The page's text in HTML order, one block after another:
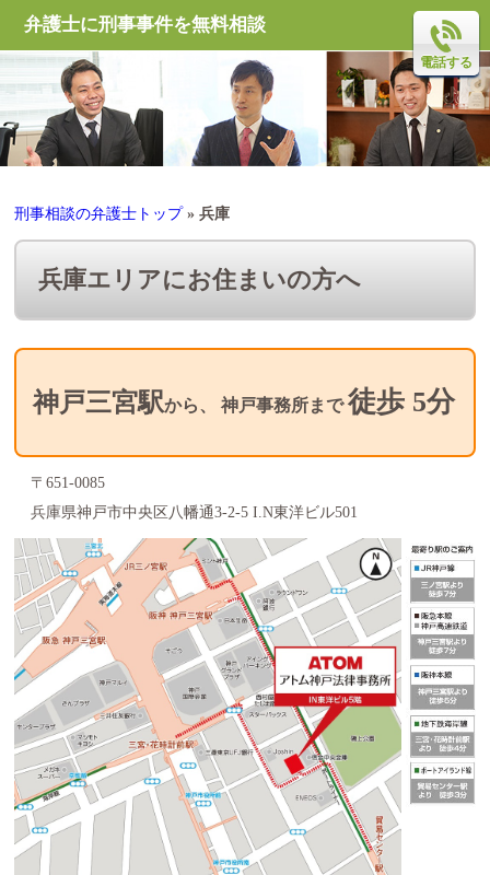
弁護士に刑事事件を無料相談
電話する
刑事相談の弁護士トップ»兵庫
兵庫エリアにお住まいの方へ
神戸三宮駅から、 神戸事務所まで徒歩 5分
〒651-0085
兵庫県神戸市中央区八幡通3-2-5 I.N東洋ビル501